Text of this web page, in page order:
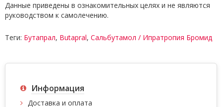
Данные приведены в ознакомительных целях и не являются
руководством к самолечению.
Теги: Бутапрал, Butapral, Сальбутамол / Ипратропия Бромид
Информация
Доставка и оплата